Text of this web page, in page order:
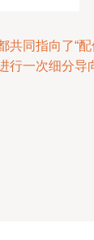
同指向了“
一次细分